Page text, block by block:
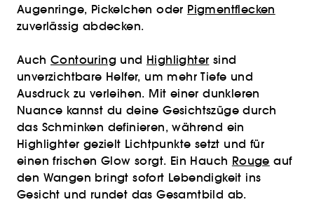
Augenringe, Pickelchen oder Pigmentflecken
zuverlässig abdecken.
Auch Contouring und Highlighter sind
unverzichtbare Helfer, um mehr Tiefe und
Ausdruck zu verleihen. Mit einer dunkleren
Nuance kannst du deine Gesichtszüge durch
das Schminken definieren, während ein
Highlighter gezielt Lichtpunkte setzt und für
einen frischen Glow sorgt. Ein Hauch Rouge auf
den Wangen bringt sofort Lebendigkeit ins
Gesicht und rundet das Gesamtbild ab.